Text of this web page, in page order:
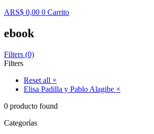
ARS$ 0,00 0 Carrito
ebook
Filters (0)
Filters
Reset all ×
Elisa Padilla y Pablo Alagibe ×
0 producto found
Categorías